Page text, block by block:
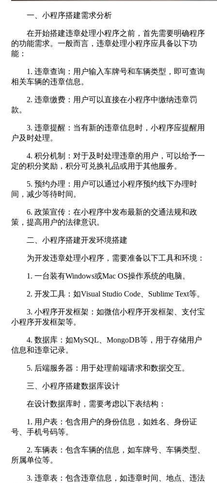
一、小程序搭建需求分析
在开始搭建违章处理小程序之前，首先需要明确程序
的功能需求。一般而言，违章处理小程序应具备以下功
能：
1. 违章查询：用户输入车牌号和车辆类型，即可查询
相关车辆的违章信息。
2. 违章缴费：用户可以直接在小程序中缴纳违章罚
款。
3. 违章提醒：当有新的违章信息时，小程序应提醒用
户及时处理。
4. 积分机制：对于及时处理违章的用户，可以给予一
定的积分奖励，积分可兑换礼品或用于其他服务。
5. 预约办理：用户可以通过小程序预约线下办理时
间，减少等待时间。
6. 政策宣传：在小程序中发布最新的交通法规和政
策，提高用户的法律意识。
二、小程序搭建开发环境搭建
为开发违章处理小程序，需要准备以下工具和环境：
1. 一台装有Windows或Mac OS操作系统的电脑。
2. 开发工具：如Visual Studio Code、Sublime Text等。
3. 小程序开发框架：如微信小程序开发框架、支付宝
小程序开发框架等。
4. 数据库：如MySQL、MongoDB等，用于存储用户
信息和违章记录。
5. 后端服务器：用于处理前端请求和数据交互。
三、小程序搭建数据库设计
在设计数据库时，需要考虑以下表结构：
1. 用户表：包含用户的身份信息，如姓名、身份证
号、手机号码等。
2. 车辆表：包含车辆的信息，如车牌号、车辆类型、
所属单位等。
3. 违章表：包含违章信息，如违章时间、地点、违法